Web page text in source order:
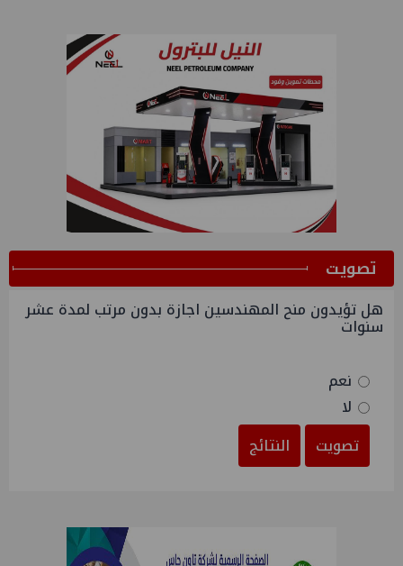
ﺗﺼﻮﻳﺖ
هل تؤيدون منح المهندسين اجازة بدون مرتب لمدة عشر
سنوات
نعم
لا
تصويت
النتائج